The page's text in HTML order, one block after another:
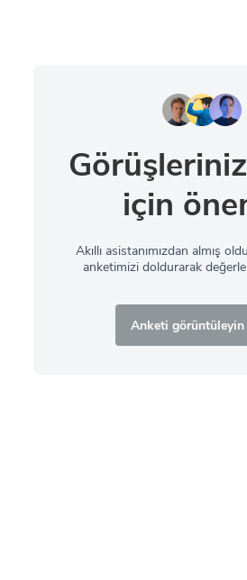
için
Akıllı asistanımızdan almış
anketimizi doldurarak
Anketi görüntüleyin